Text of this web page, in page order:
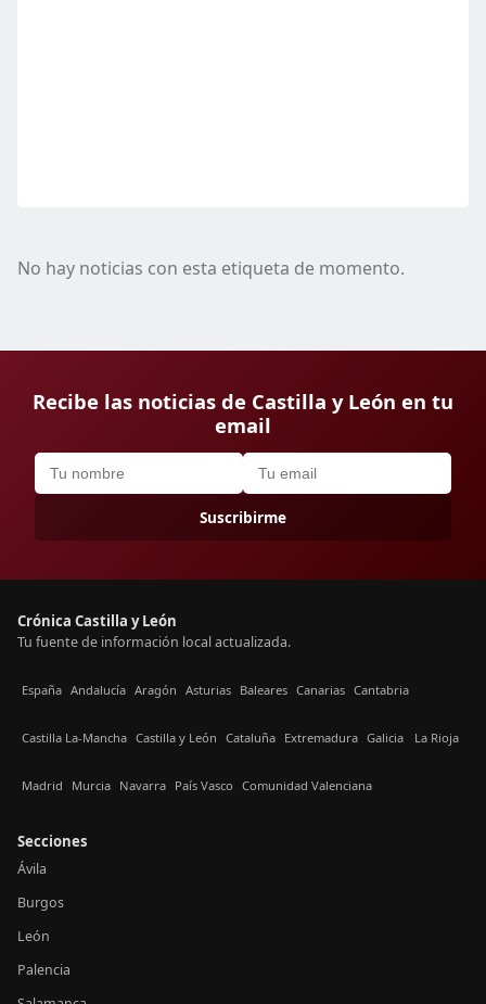
No hay noticias con esta etiqueta de momento.
Recibe las noticias de Castilla y León en tu
email
Suscribirme
Crónica Castilla y León
Tu fuente de información local actualizada.
España Andalucía Aragón Asturias Baleares Canarias Cantabria
Castilla La-Mancha Castilla y León Cataluña Extremadura Galicia La Rioja
Madrid Murcia Navarra País Vasco Comunidad Valenciana
Secciones
Ávila
Burgos
León
Palencia